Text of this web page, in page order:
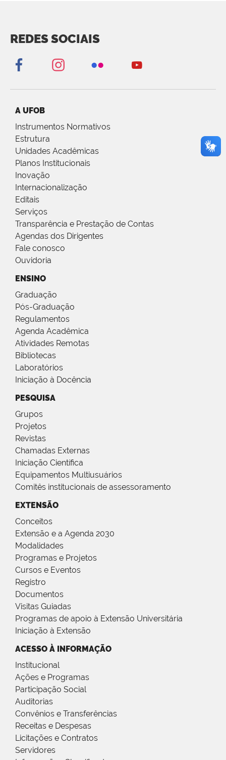
REDES SOCIAIS
A UFOB
Instrumentos Normativos
Estrutura
Unidades Acadêmicas
Planos Institucionais
Inovação
Internacionalização
Editais
Serviços
Transparência e Prestação de Contas
Agendas dos Dirigentes
Fale conosco
Ouvidoria
ENSINO
Graduação
Pós-Graduação
Regulamentos
Agenda Acadêmica
Atividades Remotas
Bibliotecas
Laboratórios
Iniciação à Docência
PESQUISA
Grupos
Projetos
Revistas
Chamadas Externas
Iniciação Científica
Equipamentos Multiusuários
Comitês institucionais de assessoramento
EXTENSÃO
Conceitos
Extensão e a Agenda 2030
Modalidades
Programas e Projetos
Cursos e Eventos
Registro
Documentos
Visitas Guiadas
Programas de apoio à Extensão Universitária
Iniciação à Extensão
ACESSO À INFORMAÇÃO
Institucional
Ações e Programas
Participação Social
Auditorias
Convênios e Transferências
Receitas e Despesas
Licitações e Contratos
Servidores